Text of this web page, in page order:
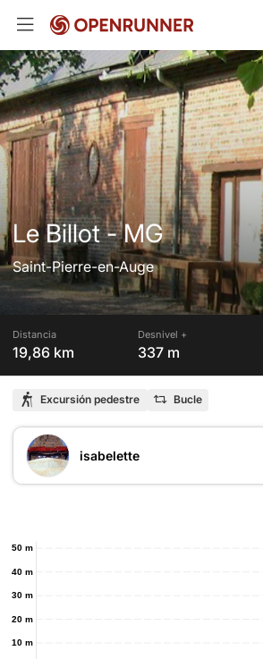
Le Billot - MG
Saint-Pierre-en-Auge
Distancia
19,86 km
Desnivel +
337 m
Excursión pedestre Bucle
isabelette
10 m
20 m
30 m
40 m
50 m